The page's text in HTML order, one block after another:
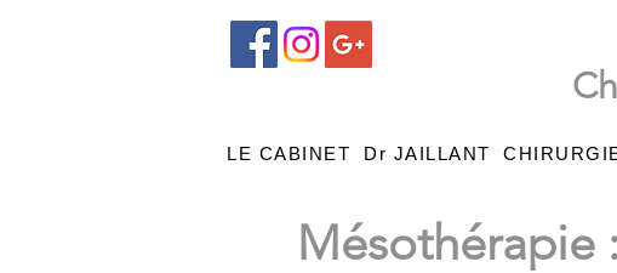
LE CABINET Dr JAILLANT
Mésothérapie